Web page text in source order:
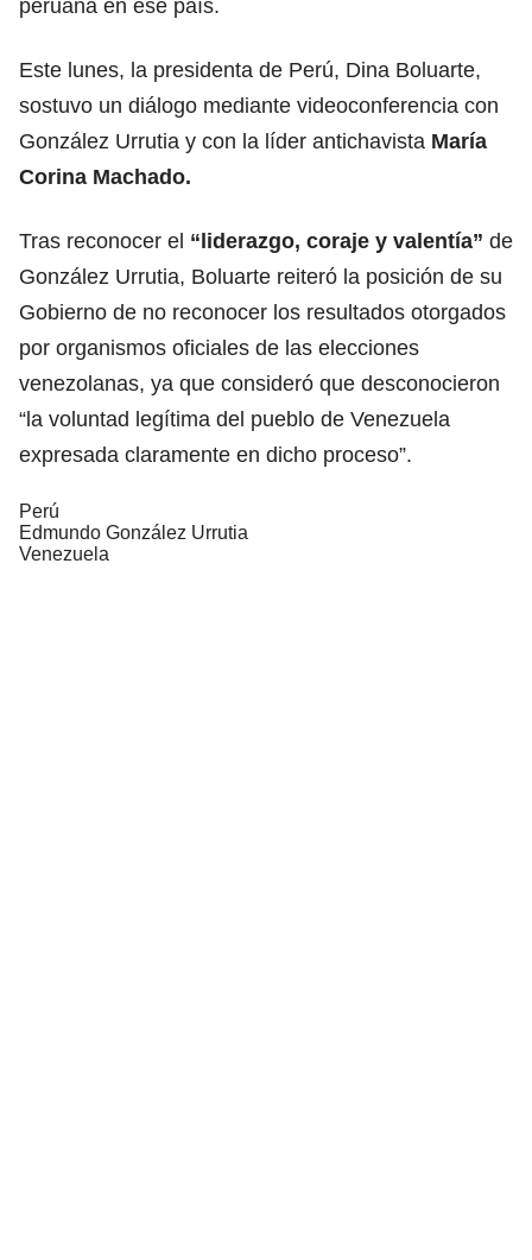
peruana en ese país.
Este lunes, la presidenta de Perú, Dina Boluarte,
sostuvo un diálogo mediante videoconferencia con
González Urrutia y con la líder antichavista María
Corina Machado.
Tras reconocer el “liderazgo, coraje y valentía” de
González Urrutia, Boluarte reiteró la posición de su
Gobierno de no reconocer los resultados otorgados
por organismos oficiales de las elecciones
venezolanas, ya que consideró que desconocieron
“la voluntad legítima del pueblo de Venezuela
expresada claramente en dicho proceso”.
Perú
Edmundo González Urrutia
Venezuela